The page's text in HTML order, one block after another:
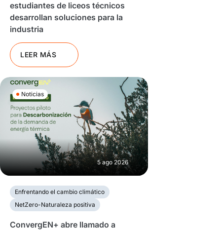
estudiantes de liceos técnicos
desarrollan soluciones para la
industria
LEER MÁS
Noticias
5 ago 2026
Enfrentando el cambio climático
NetZero-Naturaleza positiva
ConvergEN+ abre llamado a